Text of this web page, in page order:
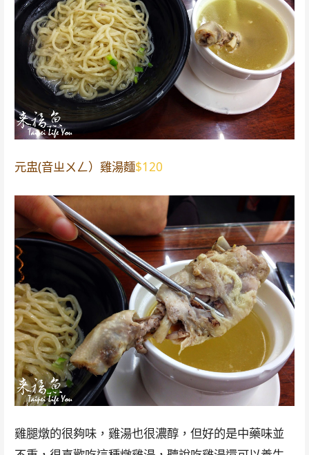
元盅(音ㄓㄨㄥ）雞湯麵$120
雞腿燉的很夠味，雞湯也很濃醇，但好的是中藥味並